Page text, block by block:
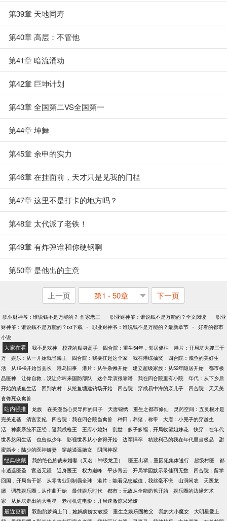
第39章 天地同寿
第40章 高层：不管他
第41章 暗流涌动
第42章 巨坤计划
第43章 全国第二VS全国第一
第44章 坤舞
第45章 余申的实力
第46章 在挂面前，天才只是见我的门槛
第47章 这里不是打卡的地方吗？
第48章 太代派了老铁！
第49章 有炸弹谁和你硬钢啊
第50章 是他出的主意
上一页 第1 - 50章 下一页
职业财神爷：谁说钱不是万能的？ 作家老三 - 职业财神爷：谁说钱不是万能的？全文阅读 - 职业
财神爷：谁说钱不是万能的？txt下载 - 职业财神爷：谁说钱不是万能的？最新章节 - 好看的都市
小说
大家在看 我不是戏神 校花的贴身高手 四合院：重生54年，邻居傻柱
港片：开局坑大嫂三千
万
娱乐：从一开始就当海王 四合院：我要扛起这个家 我在港综抽奖
四合院：咸鱼的美好生
活
从1949开始当县长 港岛旧事 港片：从牛杂摊开始 建立超级家族：从52年隐居开始
都市极
品医神
让你自救，没让你叫来国防部队 这个导演很靠谱 我在四合院里有小院
年代：从下乡后
开始的咸鱼生活
回到农村：从挖鱼塘建钓场开始 四合院：穿成易中海的亲儿子
四合院：天天美
食馋死众禽兽
站内强推 龙族 在美漫当心灵导师的日子 天唐锦绣 重生之都市修仙
灵药空间：五灵根才是
完美道基
清宫妾妃 四合院：我在四合院当禽兽 种田，养猪，称帝
大唐：小兕子的穿越生
活
神豪系统不正经，逼我成枪王 王府小媳妇 乱世：多子多福，开局收留姐妹花
快穿：在年代
世界悠闲生活
也曾似少年 影视世界从小舍得开始 边军悍卒 精致利己的我在年代里当极品
甜
蜜婚令：陆少的医神娇妻
穿越逍遥嫡女 阴间神探
经典收藏 我的绝色总裁未婚妻（又名：神级龙卫） 医王出狱，重囚犯集体送行 超级村医
都
市逍遥医圣
官道无疆 近身医王 权力巅峰 平步青云 开局学园默示录佳丽无数
四合院：留学
回国，开局当干部
从零售业到制霸全球 港片：能看见忠诚值，我丝毫不慌 山涧闲农
天医龙
婿
调教娱乐圈，从作曲开始 最佳娱乐时代 都市：无敌从全能奶爸开始
娱乐圈的边缘艺术
家
从足坛走出的大明星 老司机进电影：开局速激惊呆米娅
最近更新 双胞胎萝莉上门，她妈病娇女教授 重生之娱乐圈教父 我的大小魔女
大明星爱上